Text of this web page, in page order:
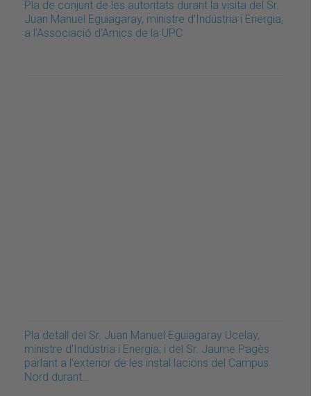
Pla de conjunt de les autoritats durant la visita del Sr.
Juan Manuel Eguiagaray, ministre d'Indústria i Energia,
a l'Associació d'Amics de la UPC
Pla detall del Sr. Juan Manuel Eguiagaray Ucelay,
ministre d'Indústria i Energia, i del Sr. Jaume Pagès
parlant a l'exterior de les instal·lacions del Campus
Nord durant…